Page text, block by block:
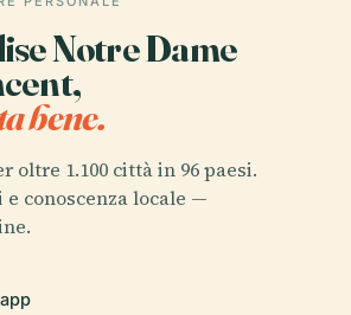
Notre Dame
bene.
oltre 1.100 città in 96 paesi.
e conoscenza locale —